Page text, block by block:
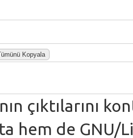
Kopyala
çıktılarını
hem de GNU/